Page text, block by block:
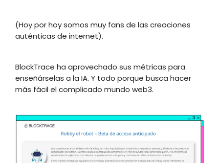
(Hoy por hoy somos muy fans de las creaciones
auténticas de internet).
BlockTrace ha aprovechado sus métricas para
enseñárselas a la IA. Y todo porque busca hacer
más fácil el complicado mundo web3.